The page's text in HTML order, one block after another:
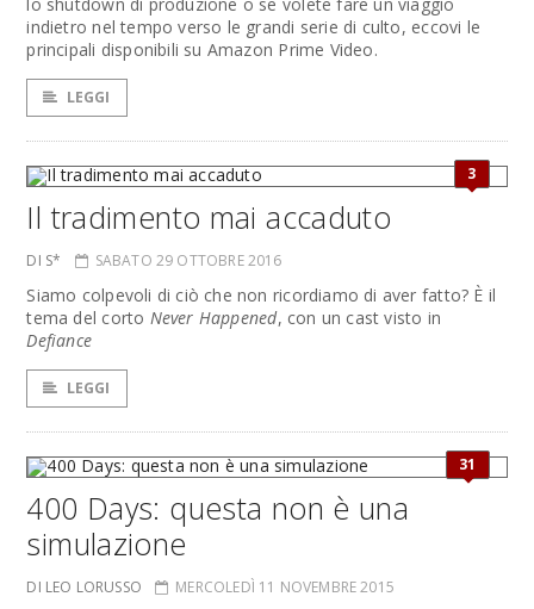
indietro nel tempo verso le grandi serie di culto, eccovi le
principali disponibili su Amazon Prime Video.
LEGGI
3
Il tradimento mai accaduto
DI S* SABATO 29 OTTOBRE 2016
Siamo colpevoli di ciò che non ricordiamo di aver fatto? È il
tema del corto Never Happened, con un cast visto in
Defiance
LEGGI
31
400 Days: questa non è una
simulazione
DI LEO LORUSSO MERCOLEDÌ 11 NOVEMBRE 2015